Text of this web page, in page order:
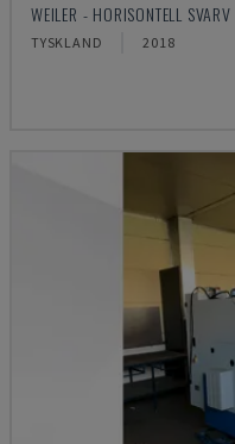
WEILER - HORISONTELL SVARV
TYSKLAND 2018